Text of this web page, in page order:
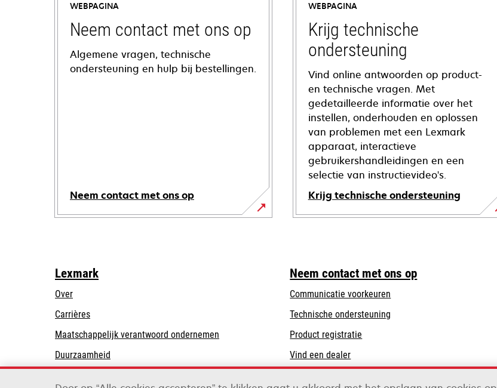
WEBPAGINA
Neem contact met ons op
Algemene vragen, technische
ondersteuning en hulp bij bestellingen.
Neem contact met ons op
WEBPAGINA
Krijg technische
ondersteuning
Vind online antwoorden op product-
en technische vragen. Met
gedetailleerde informatie over het
instellen, onderhouden en oplossen
van problemen met een Lexmark
apparaat, interactieve
gebruikershandleidingen en een
selectie van instructievideo's.
Krijg technische ondersteuning
opens
tab
Lexmark
Over
Carrières
Maatschappelijk verantwoord ondernemen
Duurzaamheid
Neem contact met ons op
Communicatie voorkeuren
Technische ondersteuning
tab
Product registratie
Vind een dealer